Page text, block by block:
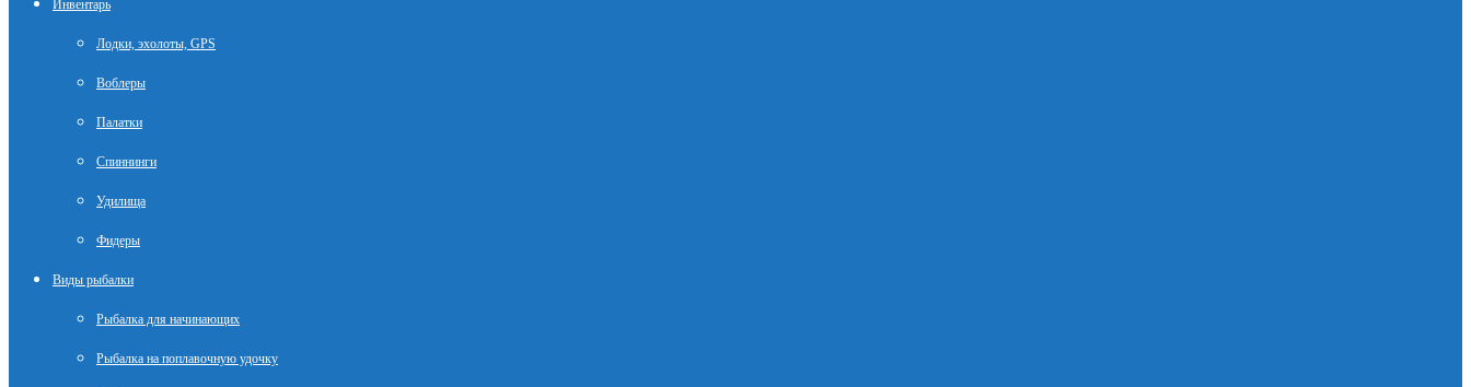
Инвентарь
Лодки, эхолоты, GPS
Воблеры
Палатки
Спиннинги
Удилища
Фидеры
Виды рыбалки
Рыбалка для начинающих
Рыбалка на поплавочную удочку